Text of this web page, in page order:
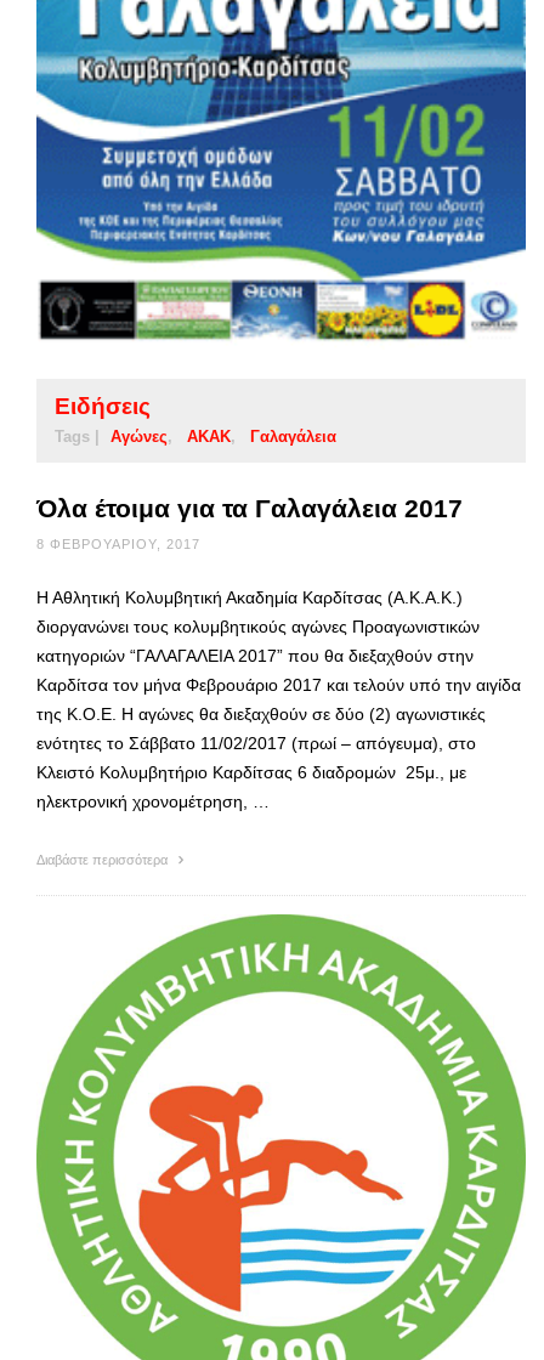
Ειδήσεις
Tags | Αγώνες ΑΚΑΚ Γαλαγάλεια
Όλα έτοιμα για τα Γαλαγάλεια 2017
8 ΦΕΒΡΟΥΑΡΊΟΥ, 2017
Η Αθλητική Κολυμβητική Ακαδημία Καρδίτσας (Α.Κ.Α.Κ.)
διοργανώνει τους κολυμβητικούς αγώνες Προαγωνιστικών
κατηγοριών “ΓΑΛΑΓΑΛΕΙΑ 2017” που θα διεξαχθούν στην
Καρδίτσα τον μήνα Φεβρουάριο 2017 και τελούν υπό την αιγίδα
της Κ.Ο.Ε. Η αγώνες θα διεξαχθούν σε δύο (2) αγωνιστικές
ενότητες το Σάββατο 11/02/2017 (πρωί – απόγευμα), στο
Κλειστό Κολυμβητήριο Καρδίτσας 6 διαδρομών 25μ., με
ηλεκτρονική χρονομέτρηση, …
Διαβάστε περισσότερα